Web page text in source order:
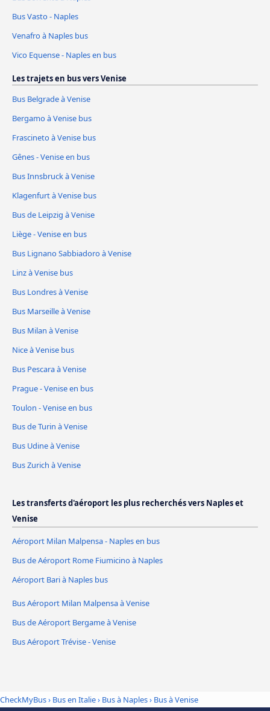
Bus Vasto - Naples
Venafro à Naples bus
Vico Equense - Naples en bus
Les trajets en bus vers Venise
Bus Belgrade à Venise
Bergamo à Venise bus
Frascineto à Venise bus
Gênes - Venise en bus
Bus Innsbruck à Venise
Klagenfurt à Venise bus
Bus de Leipzig à Venise
Liège - Venise en bus
Bus Lignano Sabbiadoro à Venise
Linz à Venise bus
Bus Londres à Venise
Bus Marseille à Venise
Bus Milan à Venise
Nice à Venise bus
Bus Pescara à Venise
Prague - Venise en bus
Toulon - Venise en bus
Bus de Turin à Venise
Bus Udine à Venise
Bus Zurich à Venise
Les transferts d'aéroport les plus recherchés vers Naples et
Venise
Aéroport Milan Malpensa - Naples en bus
Bus de Aéroport Rome Fiumicino à Naples
Aéroport Bari à Naples bus
Bus Aéroport Milan Malpensa à Venise
Bus de Aéroport Bergame à Venise
Bus Aéroport Trévise - Venise
CheckMyBus› Bus en Italie› Bus à Naples› Bus à Venise